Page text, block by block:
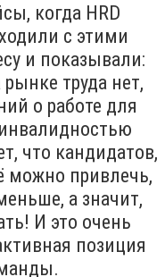
когда HRD
с этими
и показывали:
труда нет,
о работе для
что кандидатов,
можно привлечь,
а значит,
И это очень
позиция